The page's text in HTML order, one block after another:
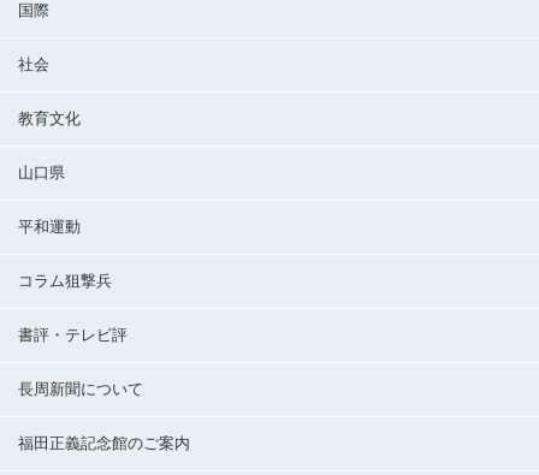
国際
社会
教育文化
山口県
平和運動
コラム狙撃兵
書評・テレビ評
長周新聞について
福田正義記念館のご案内